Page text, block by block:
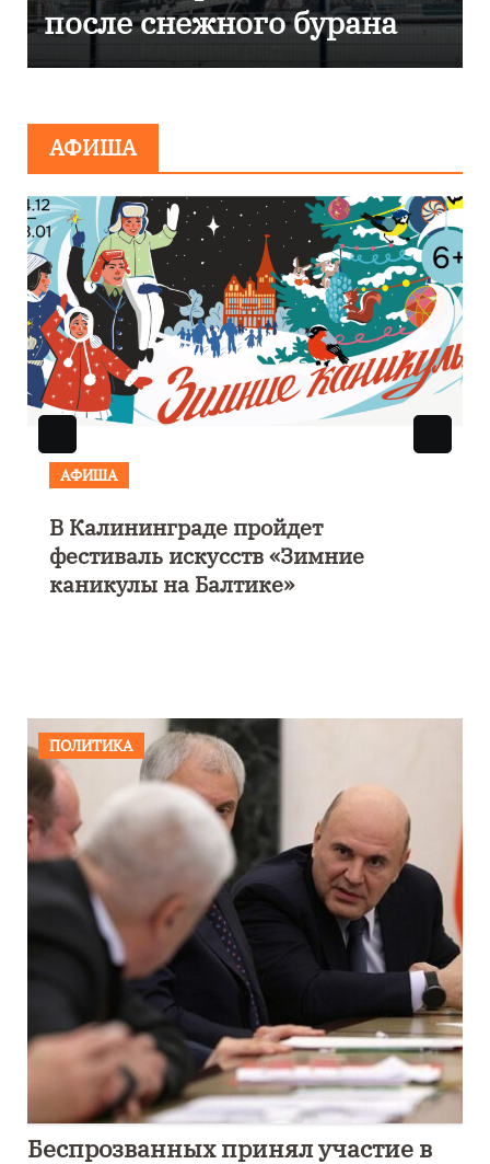
эвакуировали ТЦ из-за
сообщения о
АФИША
АФИША
В Калининграде пройдет
фестиваль искусств «Зимние
каникулы на Балтике»
ПОЛИТИКА
Беспрозванных принял участие в